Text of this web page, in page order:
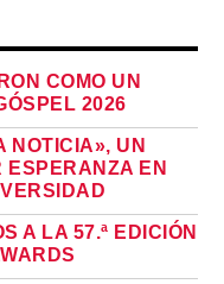
COMO UN
2026
NOTICIA», UN
EN
A LA 57.ª EDICIÓN